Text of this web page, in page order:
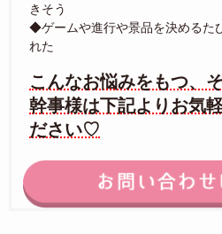
きそう
◆ゲームや進行や景品を決めるた
れた
こんなお悩みをもつ、
幹事様は下記よりお気
ださい♡